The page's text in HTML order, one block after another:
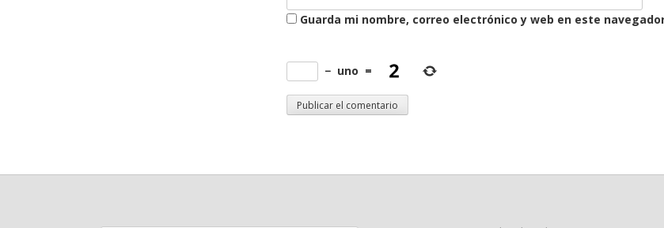
Guarda mi nombre, correo electrónico y web en este
− uno =